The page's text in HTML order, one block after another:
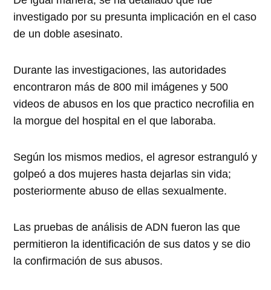
investigado por su presunta implicación en el caso
de un doble asesinato.
Durante las investigaciones, las autoridades
encontraron más de 800 mil imágenes y 500
videos de abusos en los que practico necrofilia en
la morgue del hospital en el que laboraba.
Según los mismos medios, el agresor estranguló y
golpeó a dos mujeres hasta dejarlas sin vida;
posteriormente abuso de ellas sexualmente.
Las pruebas de análisis de ADN fueron las que
permitieron la identificación de sus datos y se dio
la confirmación de sus abusos.